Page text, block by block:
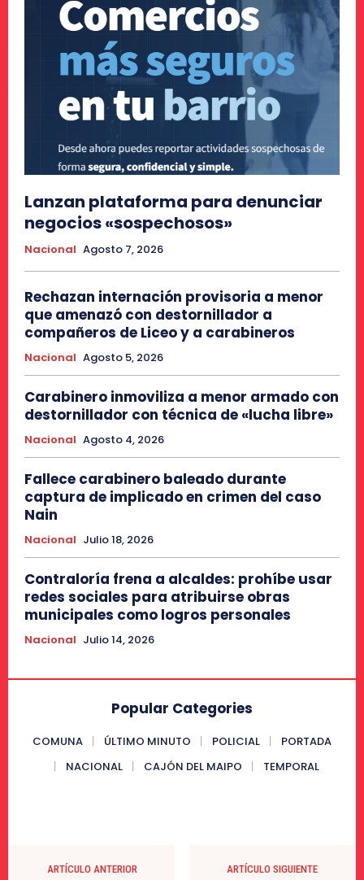
Lanzan plataforma para denunciar
negocios «sospechosos»
Nacional Agosto 7, 2026
Rechazan internación provisoria a menor
que amenazó con destornillador a
compañeros de Liceo y a carabineros
Nacional Agosto 5, 2026
Carabinero inmoviliza a menor armado con
destornillador con técnica de «lucha libre»
Nacional Agosto 4, 2026
Fallece carabinero baleado durante
captura de implicado en crimen del caso
Nain
Nacional Julio 18, 2026
Contraloría frena a alcaldes: prohíbe usar
redes sociales para atribuirse obras
municipales como logros personales
Nacional Julio 14, 2026
Popular Categories
COMUNA ÚLTIMO MINUTO POLICIAL
PORTADA
NACIONAL
CAJÓN DEL MAIPO TEMPORAL
ARTÍCULO ANTERIOR ARTÍCULO SIGUIENTE